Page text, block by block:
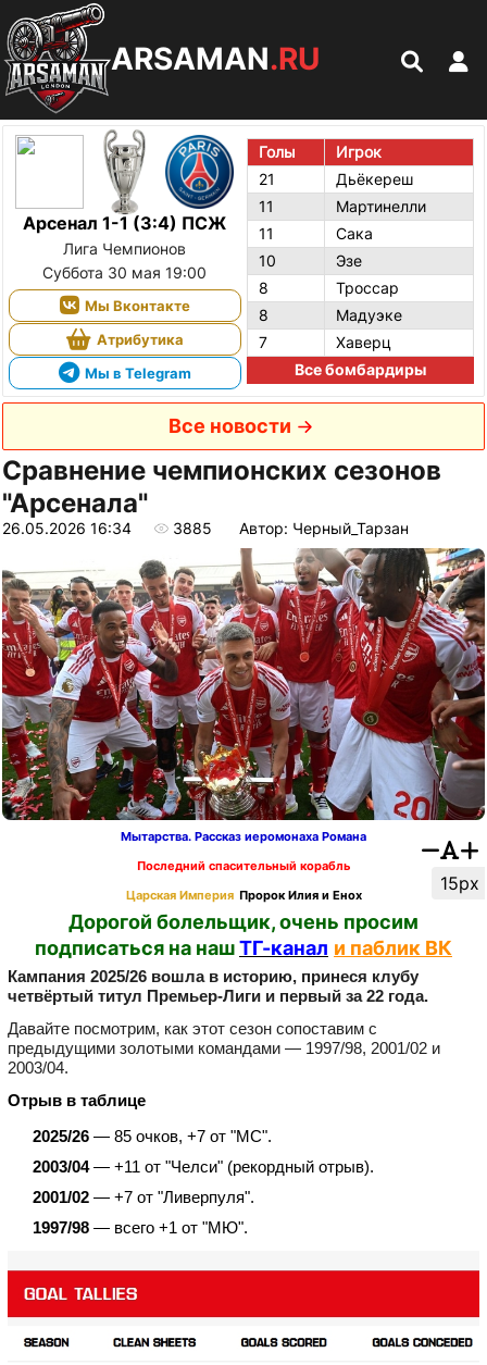
ARSAMAN.RU
Арсенал 1-1 (3:4) ПСЖ
Лига Чемпионов
Суббота 30 мая 19:00
Мы Вконтакте
Атрибутика
Мы в Telegram
Голы
Игрок
21
Дьёкереш
11
Мартинелли
11
Сака
10
Эзе
8
Троссар
8
Мадуэке
7
Хаверц
Все бомбардиры
Все новости
Сравнение чемпионских сезонов
"Арсенала"
26.05.2026 16:34 3885 Автор: Черный_Тарзан
15px
Мытарства. Рассказ иеромонаха Романа
Последний спасительный корабль
Царская Империя Пророк Илия и Енох
Дорогой болельщик, очень просим
подписаться на нашТГ-канал и паблик ВК
Кампания 2025/26 вошла в историю, принеся клубу
четвёртый титул Премьер‑Лиги и первый за 22 года.
Давайте посмотрим, как этот сезон сопоставим с
предыдущими золотыми командами — 1997/98, 2001/02 и
2003/04.
Отрыв в таблице
2025/26 — 85 очков, +7 от "МС".
2003/04— +11 от "Челси" (рекордный отрыв).
2001/02 — +7 от "Ливерпуля".
1997/98 — всего +1 от "МЮ".